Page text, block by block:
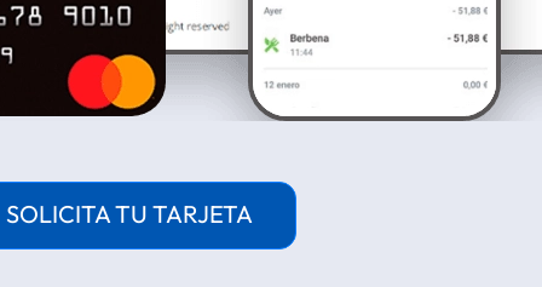
SOLICITA TU TARJETA